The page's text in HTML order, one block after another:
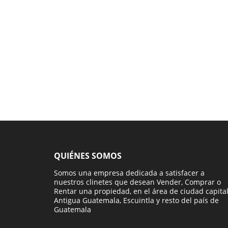
QUIÉNES SOMOS
Somos una empresa dedicada a satisfacer a
nuestros clinetes que desean Vender, Comprar o
Rentar una propiedad, en el área de ciudad
Antigua Guatemala, Escuintla y resto del país de
Guatemala